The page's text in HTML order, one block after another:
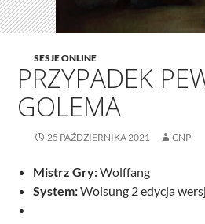
SESJE ONLINE
PRZYPADEK
GOLEMA
25 PAŹDZIERNIKA 2021 CNP
Mistrz Gry:Wolffang
System:Wolsung 2 edycja